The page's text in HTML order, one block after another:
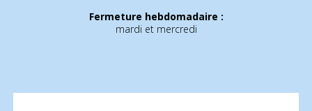
Fermeture hebdomadaire :
mardi et mercredi